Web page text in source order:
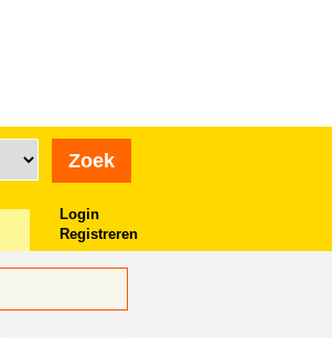
Login
Registreren